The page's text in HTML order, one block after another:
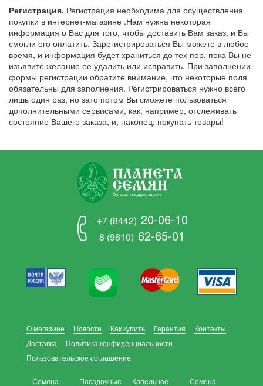
Регистрация. Регистрация необходима для осуществления
покупки в интернет-магазине .Нам нужна некоторая
информация о Вас для того, чтобы доставить Вам заказ, и Вы
смогли его оплатить. Зарегистрироваться Вы можете в любое
время, и информация будет храниться до тех пор, пока Вы не
изъявите желание ее удалить или исправить. При заполнении
формы регистрации обратите внимание, что некоторые поля
обязательны для заполнения. Регистрироваться нужно всего
лишь один раз, но зато потом Вы сможете пользоваться
дополнительными сервисами, как, например, отслеживать
состояние Вашего заказа, и, наконец, покупать товары!
+7 (8442) 20-06-10
8 (9610) 62-65-01
О магазине Новости Как купить Гарантия
Контакты
Доставка
Политика конфиденциальности
Пользовательское соглашение
Семена Посадочные Капельное Семена